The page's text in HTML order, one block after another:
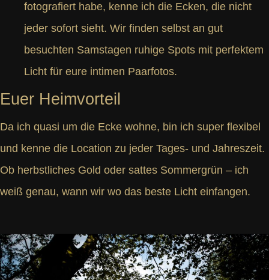
fotografiert habe, kenne ich die Ecken, die nicht
jeder sofort sieht. Wir finden selbst an gut
besuchten Samstagen ruhige Spots mit perfektem
Licht für eure intimen Paarfotos.
Euer Heimvorteil
Da ich quasi um die Ecke wohne, bin ich super flexibel
und kenne die Location zu jeder Tages- und Jahreszeit.
Ob herbstliches Gold oder sattes Sommergrün – ich
weiß genau, wann wir wo das beste Licht einfangen.